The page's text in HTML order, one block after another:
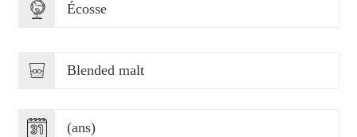
Écosse
Blended malt
(ans)